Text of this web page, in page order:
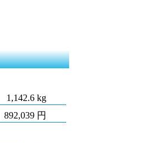
1,142.6 kg
892,039 円